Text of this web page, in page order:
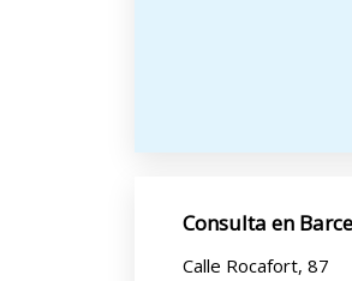
Consulta en
Calle Rocafort, 87